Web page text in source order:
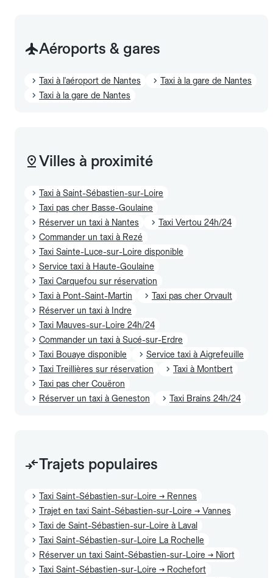
Aéroports & gares
Taxi à l'aéroport de Nantes
Taxi à la gare de Nantes
Taxi à la gare de Nantes
Villes à proximité
Taxi à Saint-Sébastien-sur-Loire
Taxi pas cher Basse-Goulaine
Réserver un taxi à Nantes
Taxi Vertou 24h/24
Commander un taxi à Rezé
Taxi Sainte-Luce-sur-Loire disponible
Service taxi à Haute-Goulaine
Taxi Carquefou sur réservation
Taxi à Pont-Saint-Martin
Taxi pas cher Orvault
Réserver un taxi à Indre
Taxi Mauves-sur-Loire 24h/24
Commander un taxi à Sucé-sur-Erdre
Taxi Bouaye disponible
Service taxi à Aigrefeuille
Taxi Treillières sur réservation
Taxi à Montbert
Taxi pas cher Couëron
Réserver un taxi à Geneston
Taxi Brains 24h/24
Trajets populaires
Taxi Saint-Sébastien-sur-Loire → Rennes
Trajet en taxi Saint-Sébastien-sur-Loire → Vannes
Taxi de Saint-Sébastien-sur-Loire à Laval
Taxi Saint-Sébastien-sur-Loire La Rochelle
Réserver un taxi Saint-Sébastien-sur-Loire → Niort
Taxi Saint-Sébastien-sur-Loire → Rochefort